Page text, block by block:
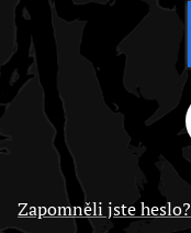
Zapomněli jste heslo?